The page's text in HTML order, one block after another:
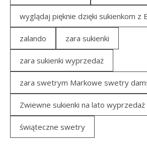
wyglądaj pięknie dzięki sukienkom z
zalando zara sukienki
zara sukienki wyprzedaż
zara swetrym Markowe swetry
Zwiewne sukienki na lato wyprzedaż
świąteczne swetry